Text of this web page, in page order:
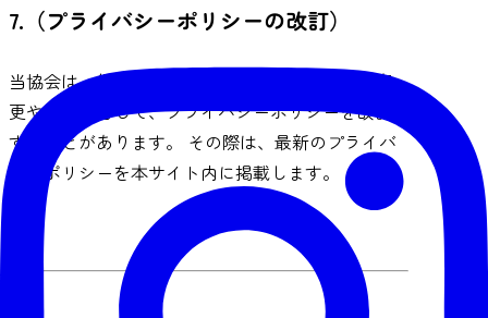
7.（プライバシーポリシーの改訂）
当協会は、個人情報保護を図るため、法令等の変
更や必要に応じて、プライバシーポリシーを改訂
することがあります。 その際は、最新のプライバ
シーポリシーを本サイト内に掲載します。